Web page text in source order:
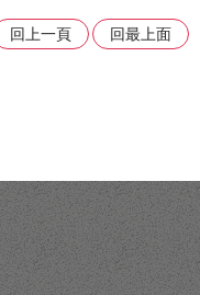
回上一頁 回最上面